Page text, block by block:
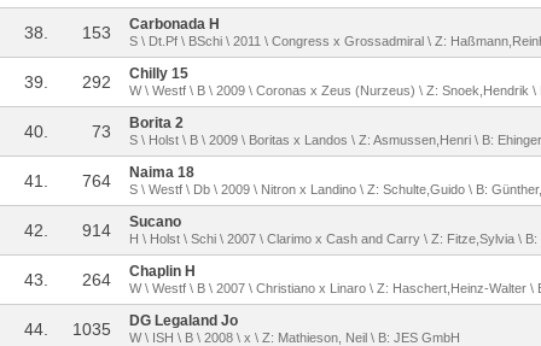
38. 153 Carbonada H
S \ Dt.Pf \ BSchi \ 2011 \ Congress x Grossadmiral \ Z:
39. 292 Chilly 15
W \ Westf \ B \ 2009 \ Coronas x Zeus (Nurzeus) \ Z: Snoek,Hendrik \
40. 73 Borita 2
S \ Holst \ B \ 2009 \ Boritas x Landos \ Z: Asmussen,Henri \ B:
41. 764 Naima 18
S \ Westf \ Db \ 2009 \ Nitron x Landino \ Z: Schulte,Guido \ B:
42. 914 Sucano
H \ Holst \ Schi \ 2007 \ Clarimo x Cash and Carry \ Z: Fitze,Sylvia \
43. 264 Chaplin H
W \ Westf \ B \ 2007 \ Christiano x Linaro \ Z: Haschert,Heinz-Walter \
44. 1035 DG Legaland Jo
W \ ISH \ B \ 2008 \ x \ Z: Mathieson, Neil \ B: JES GmbH